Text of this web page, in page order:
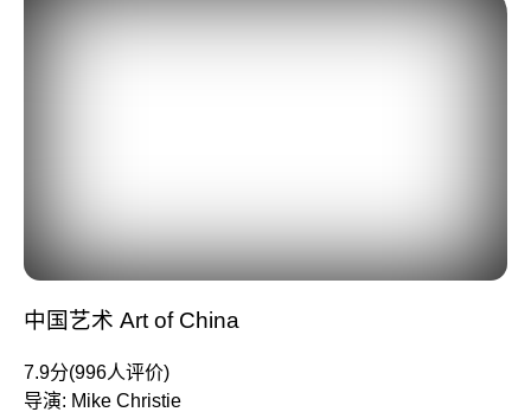
中国艺术 Art of China
7.9分(996人评价)
导演: Mike Christie